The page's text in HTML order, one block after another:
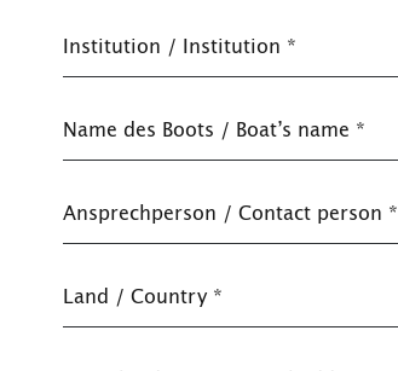
Institution / Institution *
Name des Boots / Boat’s name *
Ansprechperson / Contact person *
Land / Country *